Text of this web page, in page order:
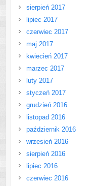
sierpień 2017
lipiec 2017
czerwiec 2017
maj 2017
kwiecień 2017
marzec 2017
luty 2017
styczeń 2017
grudzień 2016
listopad 2016
październik 2016
wrzesień 2016
sierpień 2016
lipiec 2016
czerwiec 2016